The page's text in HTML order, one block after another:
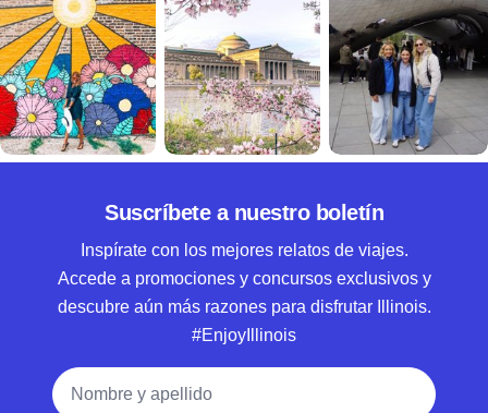
Suscríbete a nuestro boletín
Inspírate con los mejores relatos de viajes.
Accede a promociones y concursos exclusivos y
descubre aún más razones para disfrutar Illinois.
#EnjoyIllinois
Nombre y apellido